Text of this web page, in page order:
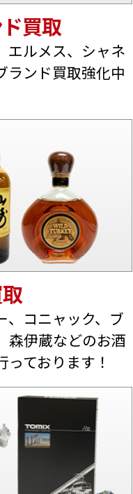
買取
エルメス、シャネ
ランド買取強化中
、コニャック、ブ
森伊蔵などのお酒
っております！